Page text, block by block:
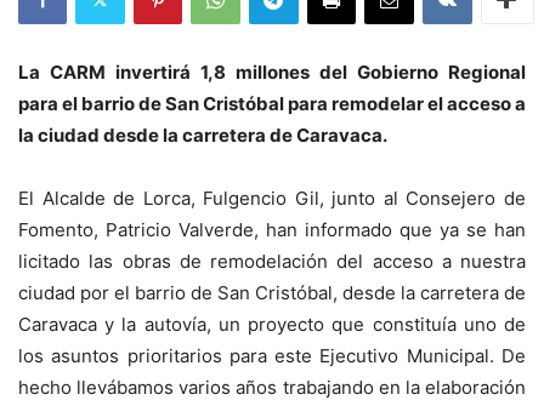
La CARM invertirá 1,8 millones del Gobierno Regional
para el barrio de San Cristóbal para remodelar el acceso a
la ciudad desde la carretera de Caravaca.
El Alcalde de Lorca, Fulgencio Gil, junto al Consejero de
Fomento, Patricio Valverde, han informado que ya se han
licitado las obras de remodelación del acceso a nuestra
ciudad por el barrio de San Cristóbal, desde la carretera de
Caravaca y la autovía, un proyecto que constituía uno de
los asuntos prioritarios para este Ejecutivo Municipal. De
hecho llevábamos varios años trabajando en la elaboración